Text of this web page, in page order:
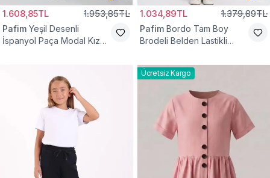
1.608,85TL 1.953,85TL
Pafim Yeşil Desenli
İspanyol Paça Modal Kız
1.034,89TL 1.379,89TL
Pafim Bordo Tam Boy
Brodeli Belden Lastikli
Ücretsiz Kargo